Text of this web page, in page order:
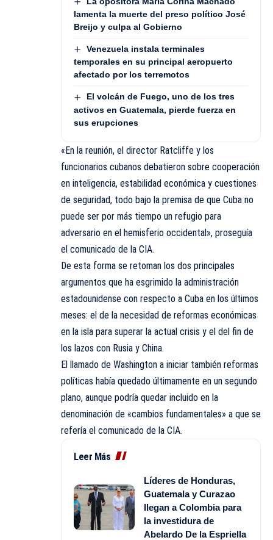
lamenta la muerte del preso político José
Breijo y culpa al Gobierno
Venezuela instala terminales
temporales en su principal aeropuerto
afectado por los terremotos
El volcán de Fuego, uno de los tres
activos en Guatemala, pierde fuerza en
sus erupciones
«En la reunión, el director Ratcliffe y los
funcionarios cubanos debatieron sobre cooperación
en inteligencia, estabilidad económica y cuestiones
de seguridad, todo bajo la premisa de que Cuba no
puede ser por más tiempo un refugio para
adversario en el hemisferio occidental», proseguía
el comunicado de la CIA.
De esta forma se retoman los dos principales
argumentos que ha esgrimido la administración
estadounidense con respecto a Cuba en los últimos
meses: el de la necesidad de reformas económicas
en la isla para superar la actual crisis y el del fin de
los lazos con Rusia y China.
El llamado de Washington a iniciar también reformas
políticas había quedado últimamente en un segundo
plano, aunque podría quedar incluido en la
denominación de «cambios fundamentales» a que se
refería el comunicado de la CIA.
Leer Más
Líderes de Honduras,
Guatemala y Curazao
llegan a Colombia para
la investidura de
Abelardo De la Espriella